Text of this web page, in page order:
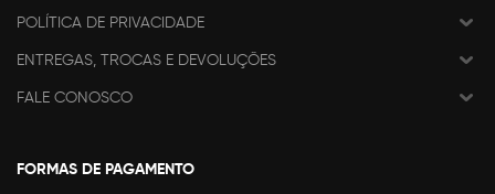
POLÍTICA DE PRIVACIDADE
ENTREGAS, TROCAS E DEVOLUÇÕES
FALE CONOSCO
FORMAS DE PAGAMENTO